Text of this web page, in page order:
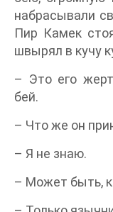
набрасывали
Пир Камек
швырял в кучу
– Это его
бей.
– Что же он
– Я не знаю.
– Может быть,